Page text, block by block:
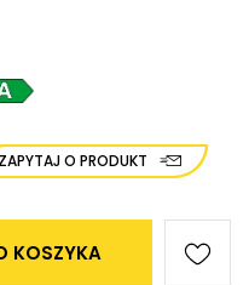
ZAPYTAJ O PRODUKT
KOSZYKA